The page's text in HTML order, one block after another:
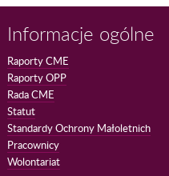
Informacje ogólne
Raporty CME
Raporty OPP
Rada CME
Statut
Standardy Ochrony Małoletnich
Pracownicy
Wolontariat